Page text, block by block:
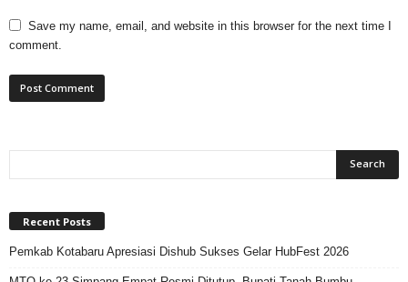
Save my name, email, and website in this browser for the next time I
comment.
Recent Posts
Pemkab Kotabaru Apresiasi Dishub Sukses Gelar HubFest 2026